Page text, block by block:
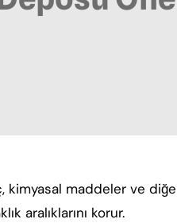
kimyasal maddeler ve
aralıklarını korur.